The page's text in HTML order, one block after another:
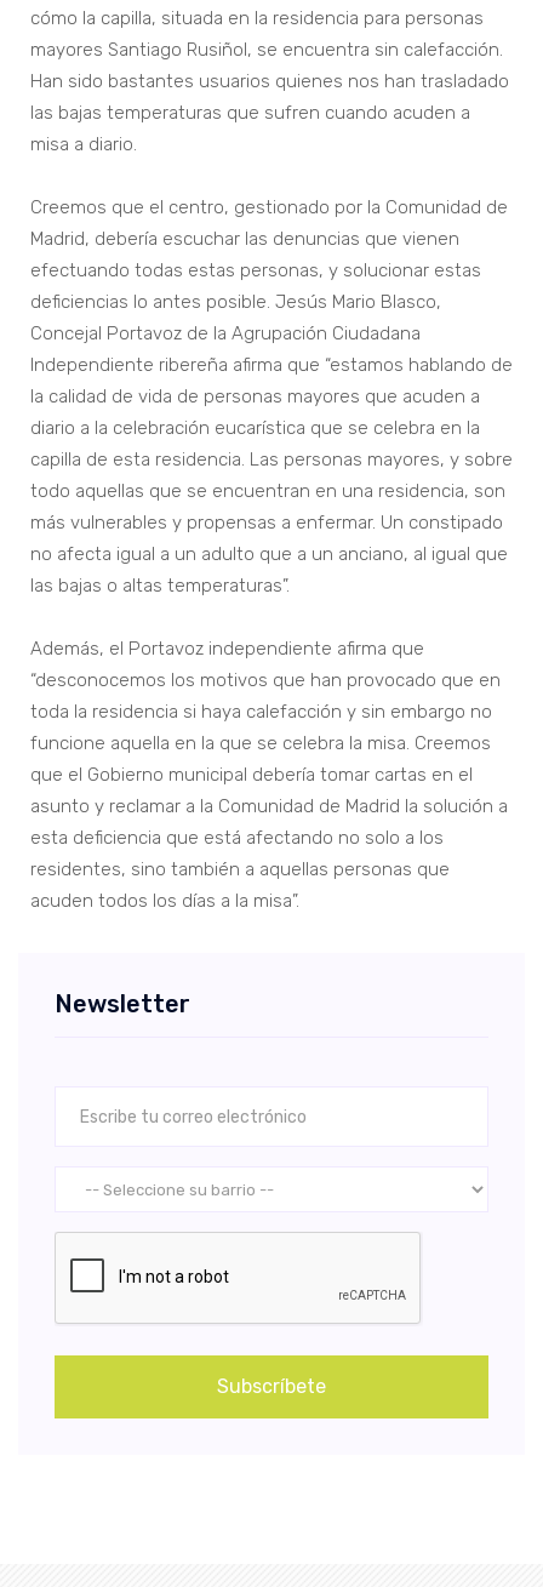
cómo la capilla, situada en la residencia para personas
mayores Santiago Rusiñol, se encuentra sin calefacción.
Han sido bastantes usuarios quienes nos han trasladado
las bajas temperaturas que sufren cuando acuden a
misa a diario.
Creemos que el centro, gestionado por la Comunidad de
Madrid, debería escuchar las denuncias que vienen
efectuando todas estas personas, y solucionar estas
deficiencias lo antes posible. Jesús Mario Blasco,
Concejal Portavoz de la Agrupación Ciudadana
Independiente ribereña afirma que “estamos hablando de
la calidad de vida de personas mayores que acuden a
diario a la celebración eucarística que se celebra en la
capilla de esta residencia. Las personas mayores, y sobre
todo aquellas que se encuentran en una residencia, son
más vulnerables y propensas a enfermar. Un constipado
no afecta igual a un adulto que a un anciano, al igual que
las bajas o altas temperaturas”.
Además, el Portavoz independiente afirma que
“desconocemos los motivos que han provocado que en
toda la residencia si haya calefacción y sin embargo no
funcione aquella en la que se celebra la misa. Creemos
que el Gobierno municipal debería tomar cartas en el
asunto y reclamar a la Comunidad de Madrid la solución a
esta deficiencia que está afectando no solo a los
residentes, sino también a aquellas personas que
acuden todos los días a la misa”.
Newsletter
Subscríbete